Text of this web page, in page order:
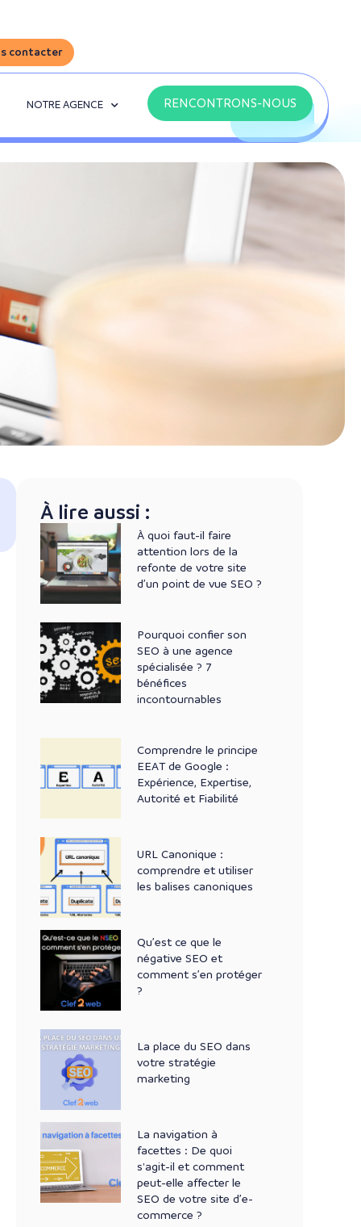
contacter
NOTRE AGENCE RENCONTRONS-NOUS
À lire aussi :
À quoi faut-il faire
attention lors de la
refonte de votre site
d’un point de vue SEO ?
Pourquoi confier son
SEO à une agence
spécialisée ? 7
bénéfices
incontournables
Comprendre le principe
EEAT de Google :
Expérience, Expertise,
Autorité et Fiabilité
URL Canonique :
comprendre et utiliser
les balises canoniques
Qu’est ce que le
négative SEO et
comment s’en protéger
?
La place du SEO dans
votre stratégie
marketing
La navigation à
facettes : De quoi
s'agit-il et comment
peut-elle affecter le
SEO de votre site d’e-
commerce ?